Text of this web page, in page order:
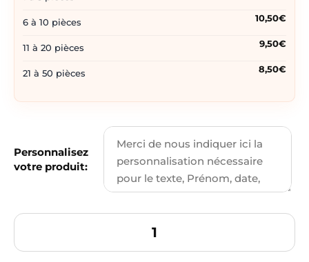
6 à 10 pièces 10,50€
11 à 20 pièces 9,50€
21 à 50 pièces 8,50€
Personnalisez
votre produit: